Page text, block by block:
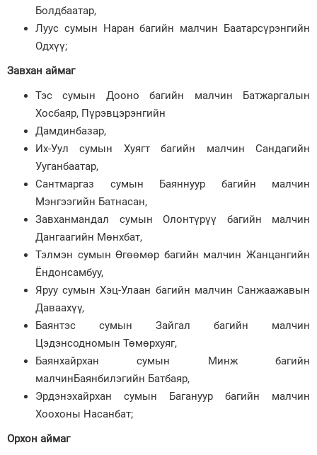
Болдбаатар,
Луус сумын Наран багийн малчин Баатарсүрэнгийн
Одхүү;
Завхан аймаг
Тэс сумын Дооно багийн малчин Батжаргалын
Хосбаяр, Пүрэвцэрэнгийн
Дамдинбазар,
Их-Уул сумын Хуягт багийн малчин Сандагийн
Ууганбаатар,
Сантмаргаз сумын Баяннуур багийн малчин
Мэнгээгийн Батнасан,
Завханмандал сумын Олонтүрүү багийн малчин
Дангаагийн Мөнхбат,
Тэлмэн сумын Өгөөмөр багийн малчин Жанцангийн
Ёндонсамбуу,
Яруу сумын Хэц-Улаан багийн малчин Санжаажавын
Даваахүү,
Баянтэс сумын Зайгал багийн малчин
Цэдэнсодномын Төмөрхуяг,
Баянхайрхан сумын Минж багийн
малчинБаянбилэгийн Батбаяр,
Эрдэнэхайрхан сумын Багануур багийн малчин
Хоохоны Насанбат;
Орхон аймаг